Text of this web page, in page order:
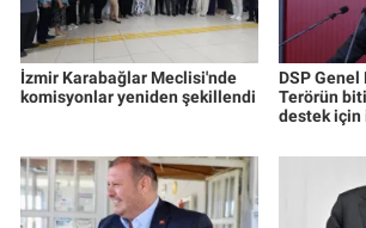
İzmir Karabağlar Meclisi'nde
komisyonlar yeniden şekillendi
DSP Genel
Terörün
destek için